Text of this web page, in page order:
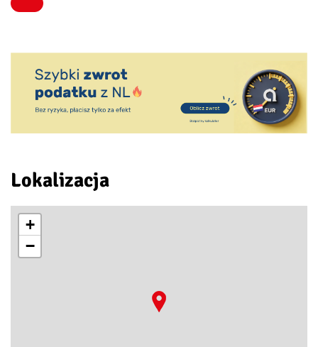
Lokalizacja
+
−